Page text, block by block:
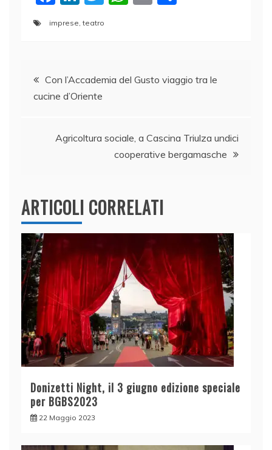
c
b
o
k
n
k
dI
n
A
vi
di
imprese,teatro
Navigazione
articoli
Con l’Accademia del Gusto viaggio tra le
cucine d’Oriente
Agricoltura sociale, a Cascina Triulza undici
cooperative bergamasche
ARTICOLI CORRELATI
Donizetti Night, il 3 giugno edizione speciale
per BGBS2023
22 Maggio 2023